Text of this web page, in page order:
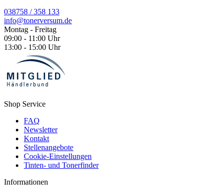
038758 / 358 133
info@tonerversum.de
Montag - Freitag
09:00 - 11:00 Uhr
13:00 - 15:00 Uhr
Shop Service
FAQ
Newsletter
Kontakt
Stellenangebote
Cookie-Einstellungen
Tinten- und Tonerfinder
Informationen